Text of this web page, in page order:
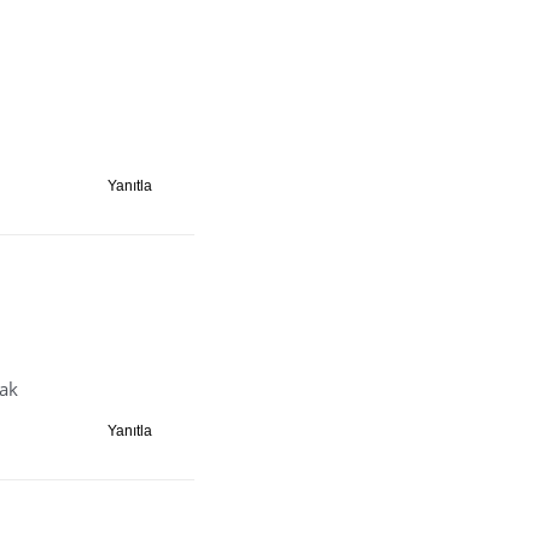
Yanıtla
Yanıtla